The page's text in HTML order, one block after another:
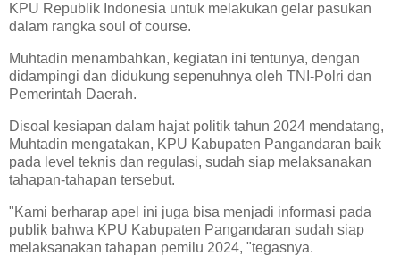
KPU Republik Indonesia untuk melakukan gelar pasukan
dalam rangka soul of course.
Muhtadin menambahkan, kegiatan ini tentunya, dengan
didampingi dan didukung sepenuhnya oleh TNI-Polri dan
Pemerintah Daerah.
Disoal kesiapan dalam hajat politik tahun 2024 mendatang,
Muhtadin mengatakan, KPU Kabupaten Pangandaran baik
pada level teknis dan regulasi, sudah siap melaksanakan
tahapan-tahapan tersebut.
"Kami berharap apel ini juga bisa menjadi informasi pada
publik bahwa KPU Kabupaten Pangandaran sudah siap
melaksanakan tahapan pemilu 2024, "tegasnya.